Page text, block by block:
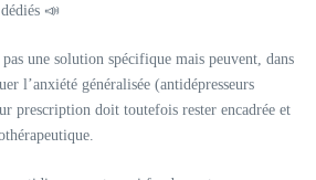
📣
une solution spécifique mais peuvent, dans
l’anxiété généralisée (antidépresseurs
prescription doit toutefois rester encadrée et